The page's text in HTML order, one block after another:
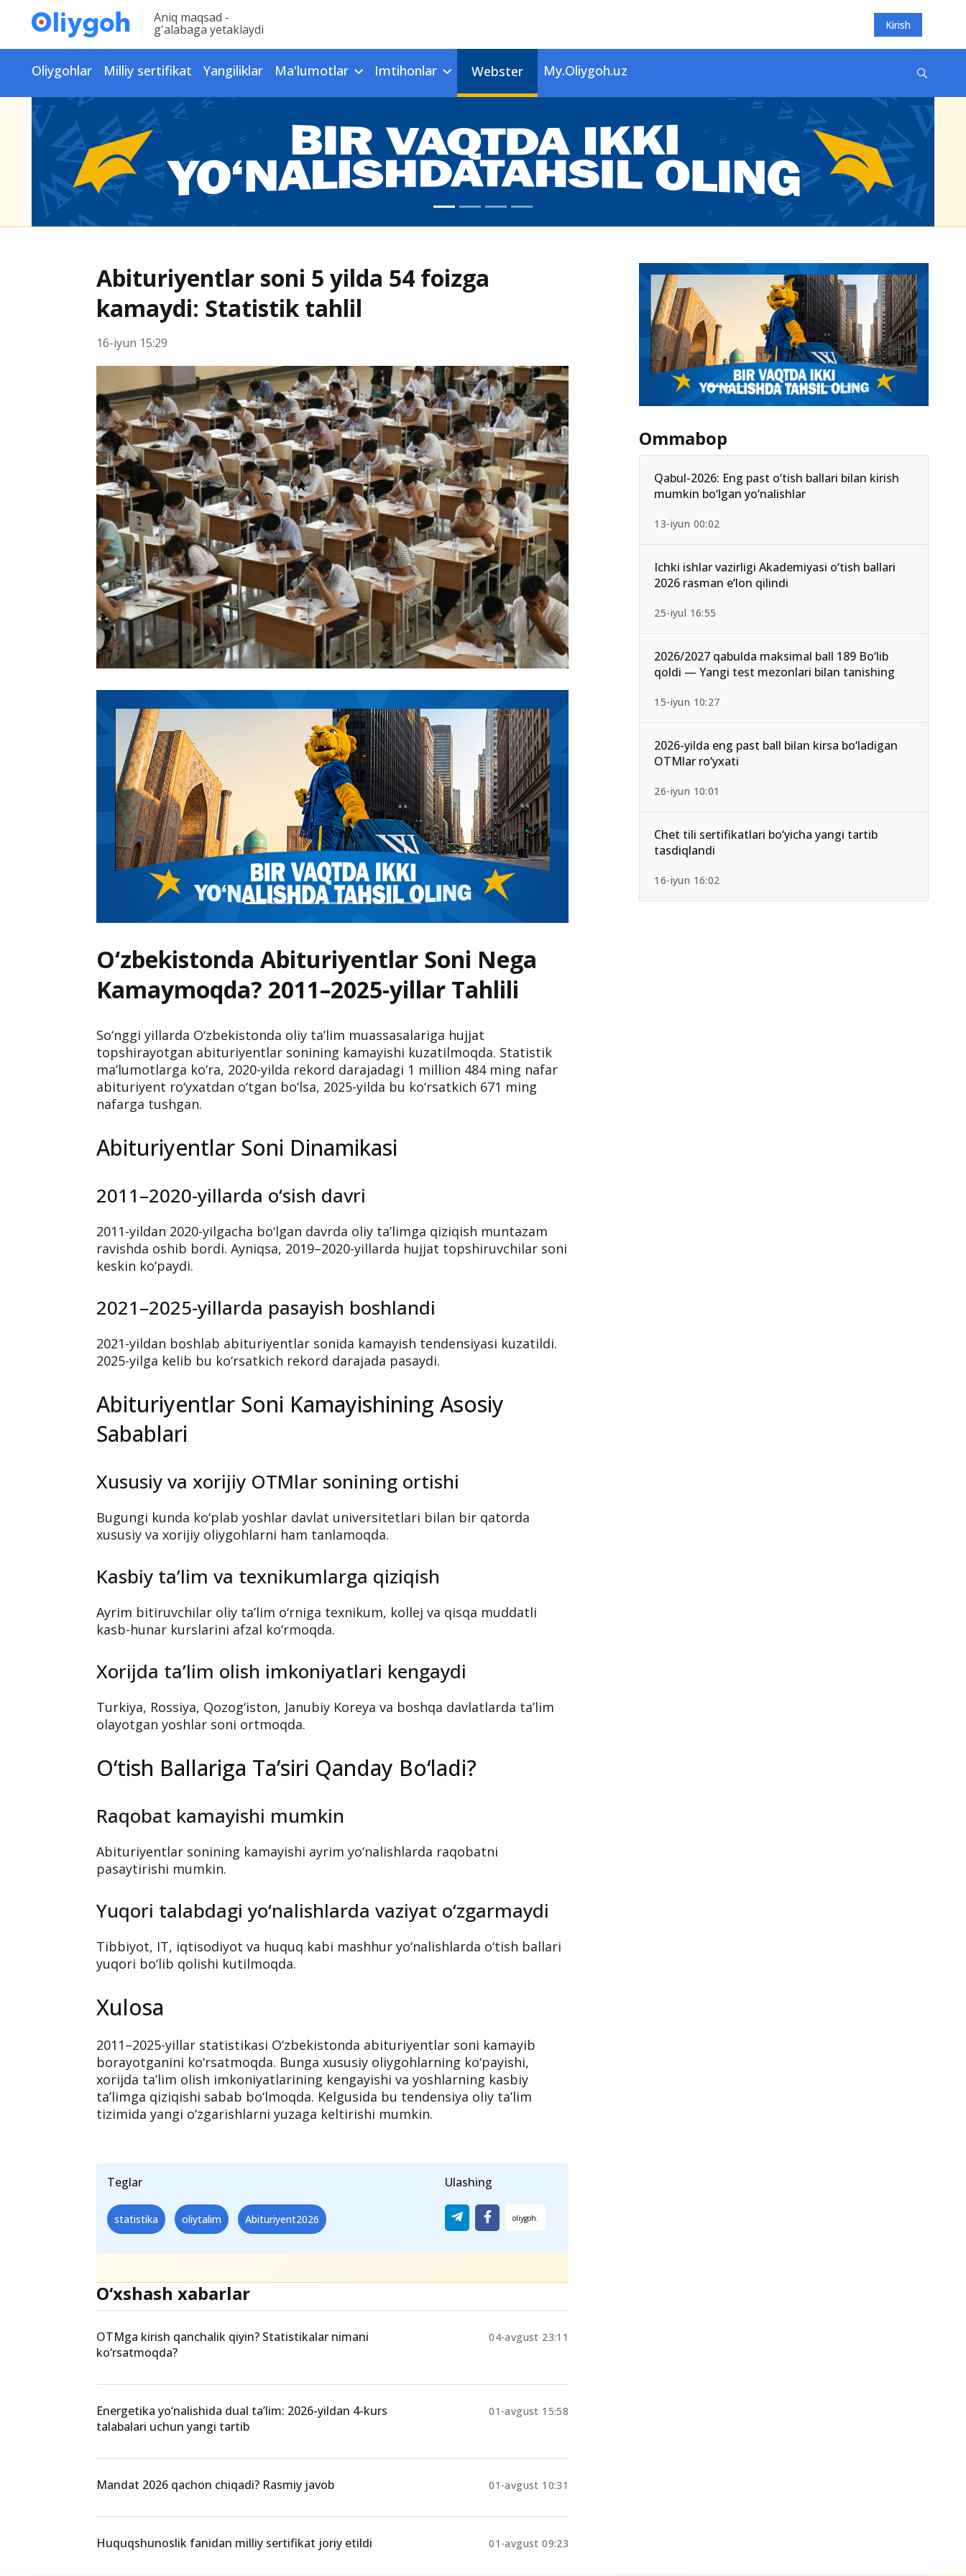
Aniq maqsad -
g'alabaga yetaklaydi Kirish
Oliygohlar Milliy sertifikat Yangiliklar Ma'lumotlar Imtihonlar Webster My.Oliygoh.uz
Abituriyentlar soni 5 yilda 54 foizga
kamaydi: Statistik tahlil
16-iyun 15:29
O‘zbekistonda Abituriyentlar Soni Nega
Kamaymoqda? 2011–2025-yillar Tahlili
So‘nggi yillarda O‘zbekistonda oliy ta’lim muassasalariga hujjat
topshirayotgan abituriyentlar sonining kamayishi kuzatilmoqda. Statistik
ma’lumotlarga ko‘ra, 2020-yilda rekord darajadagi 1 million 484 ming nafar
abituriyent ro‘yxatdan o‘tgan bo‘lsa, 2025-yilda bu ko‘rsatkich 671 ming
nafarga tushgan.
Abituriyentlar Soni Dinamikasi
2011–2020-yillarda o‘sish davri
2011-yildan 2020-yilgacha bo‘lgan davrda oliy ta’limga qiziqish muntazam
ravishda oshib bordi. Ayniqsa, 2019–2020-yillarda hujjat topshiruvchilar soni
keskin ko‘paydi.
2021–2025-yillarda pasayish boshlandi
2021-yildan boshlab abituriyentlar sonida kamayish tendensiyasi kuzatildi.
2025-yilga kelib bu ko‘rsatkich rekord darajada pasaydi.
Abituriyentlar Soni Kamayishining Asosiy
Sabablari
Xususiy va xorijiy OTMlar sonining ortishi
Bugungi kunda ko‘plab yoshlar davlat universitetlari bilan bir qatorda
xususiy va xorijiy oliygohlarni ham tanlamoqda.
Kasbiy ta’lim va texnikumlarga qiziqish
Ayrim bitiruvchilar oliy ta’lim o‘rniga texnikum, kollej va qisqa muddatli
kasb-hunar kurslarini afzal ko‘rmoqda.
Xorijda ta’lim olish imkoniyatlari kengaydi
Turkiya, Rossiya, Qozog‘iston, Janubiy Koreya va boshqa davlatlarda ta’lim
olayotgan yoshlar soni ortmoqda.
O‘tish Ballariga Ta’siri Qanday Bo‘ladi?
Raqobat kamayishi mumkin
Abituriyentlar sonining kamayishi ayrim yo‘nalishlarda raqobatni
pasaytirishi mumkin.
Yuqori talabdagi yo‘nalishlarda vaziyat o‘zgarmaydi
Tibbiyot, IT, iqtisodiyot va huquq kabi mashhur yo‘nalishlarda o‘tish ballari
yuqori bo‘lib qolishi kutilmoqda.
Xulosa
2011–2025-yillar statistikasi O‘zbekistonda abituriyentlar soni kamayib
borayotganini ko‘rsatmoqda. Bunga xususiy oliygohlarning ko‘payishi,
xorijda ta’lim olish imkoniyatlarining kengayishi va yoshlarning kasbiy
ta’limga qiziqishi sabab bo‘lmoqda. Kelgusida bu tendensiya oliy ta’lim
tizimida yangi o‘zgarishlarni yuzaga keltirishi mumkin.
Teglar
statistika oliytalim Abituriyent2026
Ulashing
O‘xshash xabarlar
OTMga kirish qanchalik qiyin? Statistikalar nimani
ko‘rsatmoqda?
04-avgust 23:11
Energetika yo‘nalishida dual ta’lim: 2026-yildan 4-kurs
talabalari uchun yangi tartib
01-avgust 15:58
Mandat 2026 qachon chiqadi? Rasmiy javob 01-avgust 10:31
Huquqshunoslik fanidan milliy sertifikat joriy etildi 01-avgust 09:23
Ommabop
Qabul-2026: Eng past o‘tish ballari bilan kirish
mumkin bo‘lgan yo‘nalishlar
13-iyun 00:02
Ichki ishlar vazirligi Akademiyasi o‘tish ballari
2026 rasman e’lon qilindi
25-iyul 16:55
2026/2027 qabulda maksimal ball 189 Bo‘lib
qoldi — Yangi test mezonlari bilan tanishing
15-iyun 10:27
2026-yilda eng past ball bilan kirsa bo‘ladigan
OTMlar ro‘yxati
26-iyun 10:01
Chet tili sertifikatlari bo‘yicha yangi tartib
tasdiqlandi
16-iyun 16:02